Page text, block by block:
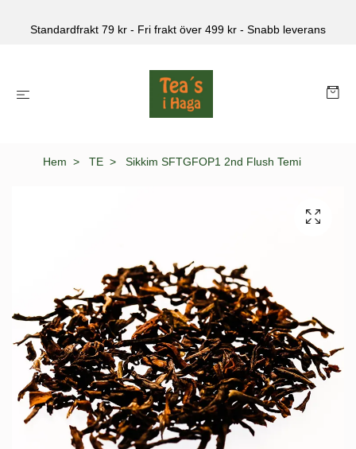
Standardfrakt 79 kr - Fri frakt över 499 kr - Snabb leverans
Hem TE Sikkim SFTGFOP1 2nd Flush Temi